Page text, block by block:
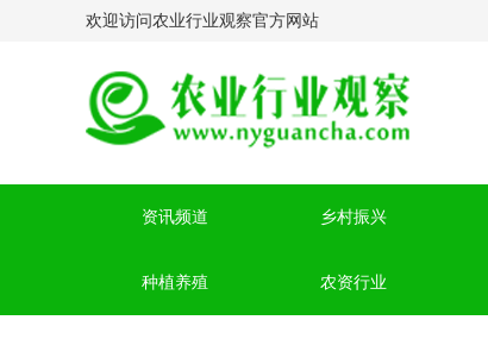
欢迎访问农业行业观察官方网站
资讯频道 乡村振兴
种植养殖 农资行业